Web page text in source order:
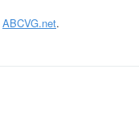
ABCVG.net.